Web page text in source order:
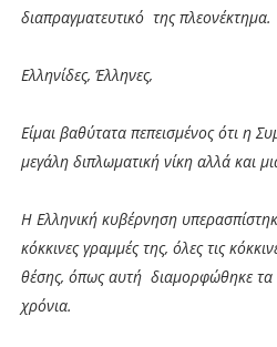
διαπραγματευτικό της πλεονέκτημα.
Ελληνίδες, Έλληνες,
Είμαι βαθύτατα πεπεισμένος ότι η
μεγάλη διπλωματική νίκη αλλά και
Η Ελληνική κυβέρνηση
κόκκινες γραμμές της, όλες τις
θέσης, όπως αυτή διαμορφώθηκε τα
χρόνια.